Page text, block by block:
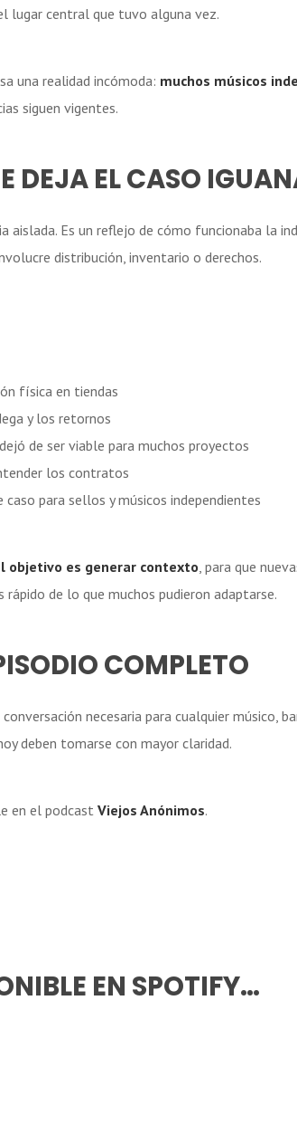
lugar central que tuvo alguna vez.
una realidad incómoda: muchos músicos
siguen vigentes.
DEJA EL CASO
aislada. Es un reflejo de cómo funcionaba la
distribución, inventario o derechos.
física en tiendas
y los retornos
de ser viable para muchos proyectos
los contratos
para sellos y músicos independientes
objetivo es generar contexto, para que
rápido de lo que muchos pudieron adaptarse.
COMPLETO
conversación necesaria para cualquier músico,
deben tomarse con mayor claridad.
en el podcastViejos Anónimos.
EN SPOTIFY…